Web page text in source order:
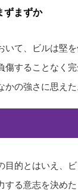
ずまずか
いて、ビルは堅
傷することなく
の強さに思えた
目的とはいえ、
る意志を決めた